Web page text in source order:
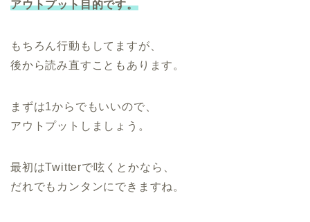
アウトプット目的です。
もちろん行動もしてますが、
後から読み直すこともあります。
まずは1からでもいいので、
アウトプットしましょう。
最初はTwitterで呟くとかなら、
だれでもカンタンにできますね。